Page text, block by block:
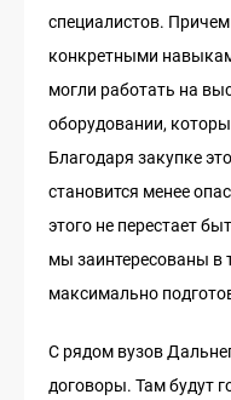
специалистов.
конкретными
могли работать на
оборудовании,
Благодаря закупке
становится менее
этого не перестает
мы заинтересованы
максимально
С рядом вузов
договоры. Там будут